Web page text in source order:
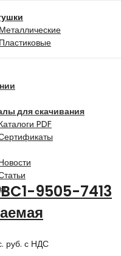
Металлические
Пластиковые
для скачивания
PDF
9505-7413
руб. с НДС